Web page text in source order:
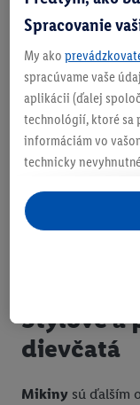
Štýlové a
dievčatá
Mikiny sú ďalším
Spracovanie
My ako
spracúvame vaše
aplikácii (ďalej
technológií, ktoré sa
informáciám vo
technicky
personalizovanú
ste účastníkom
aj údaje z vášho
následne si
tiež vytvoriť
ktorú tam uvediete,
personalizovanú